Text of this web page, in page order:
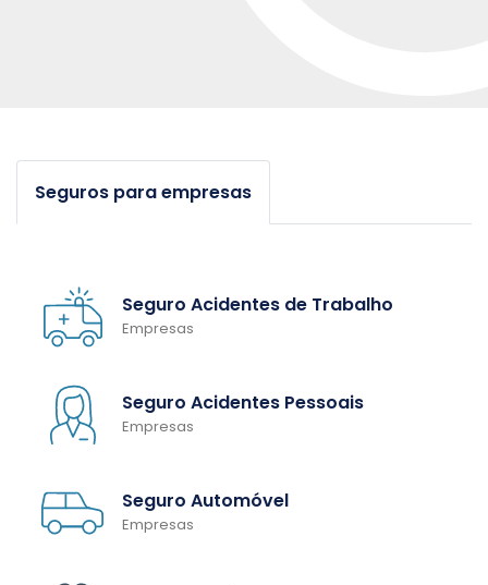
Seguros para empresas
Seguro Acidentes de Trabalho
Empresas
Seguro Acidentes Pessoais
Empresas
Seguro Automóvel
Empresas